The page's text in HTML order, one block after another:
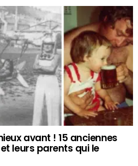
avant ! 15 anciennes
leurs parents qui le